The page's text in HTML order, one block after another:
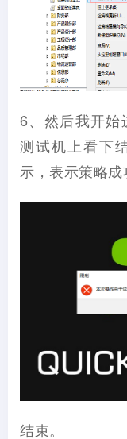
6、然后我开始
测试机上看下
示，表示策略成
结束。